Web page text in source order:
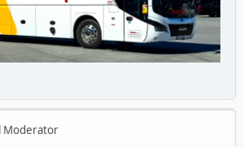
Moderator